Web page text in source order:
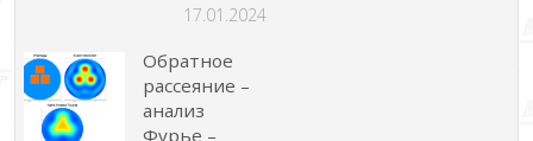
17.01.2024
Обратное
рассеяние –
анализ
Фурье –